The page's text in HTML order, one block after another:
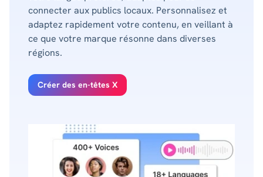
connecter aux publics locaux. Personnalisez et
adaptez rapidement votre contenu, en veillant à
ce que votre marque résonne dans diverses
régions.
Créer des en-têtes X